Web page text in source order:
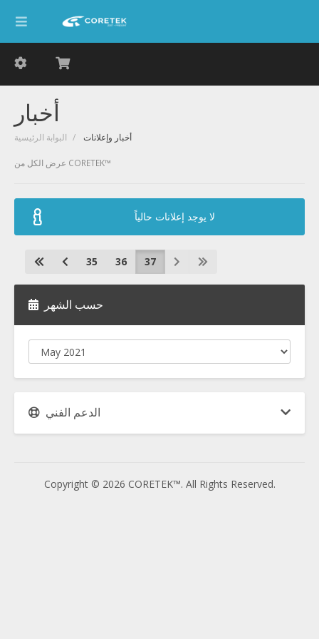
أخبار
البوابة الرئيسية أخبار وإعلانات
عرض الكل من CORETEK™
لا يوجد إعلانات حالياً
35 36 37
حسب الشهر
الدعم الفني
Copyright © 2026 CORETEK™. All Rights Reserved.